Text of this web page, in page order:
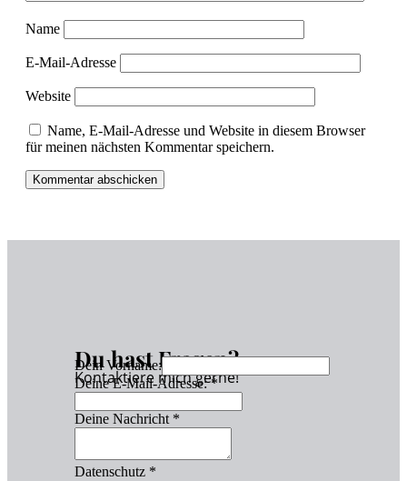
Name
E-Mail-Adresse
Website
Name, E-Mail-Adresse und Website in diesem Browser
für meinen nächsten Kommentar speichern.
Du hast Fragen?
Kontaktiere mich gerne!
Dein Vorname:
Deine E-Mail-Adresse:*
Deine Nachricht *
Datenschutz *